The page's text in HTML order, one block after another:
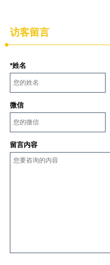
访客留言
*姓名
微信
留言内容